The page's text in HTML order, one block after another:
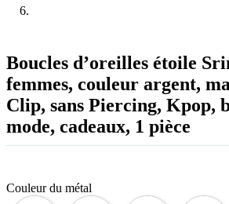
Boucles d’oreilles étoile
femmes, couleur argent,
Clip, sans Piercing, Kpop,
mode, cadeaux, 1 pièce
Couleur du métal